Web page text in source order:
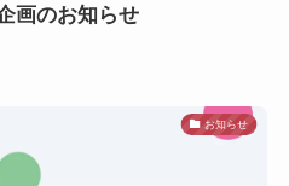
画のお知らせ
お知らせ